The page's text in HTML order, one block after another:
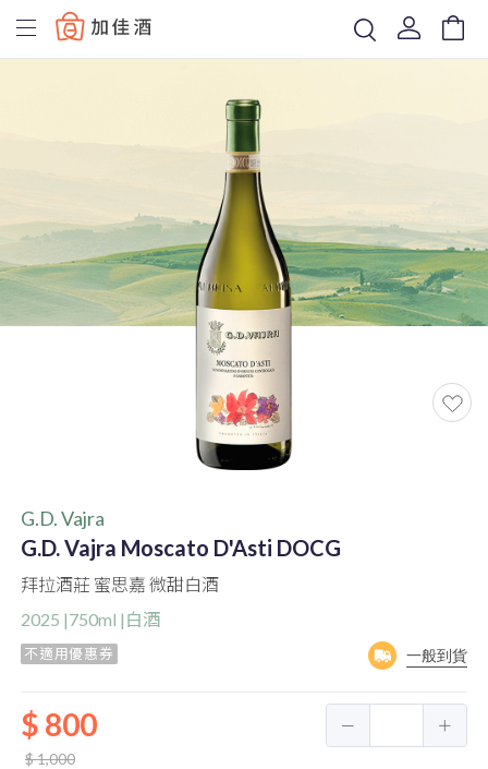
Baccus
G.D. Vajra
G.D. Vajra Moscato D'Asti DOCG
拜拉酒莊 蜜思嘉 微甜白酒
2025 |750ml |白酒
不適用優惠券 一般到貨
$ 800
$ 1,000